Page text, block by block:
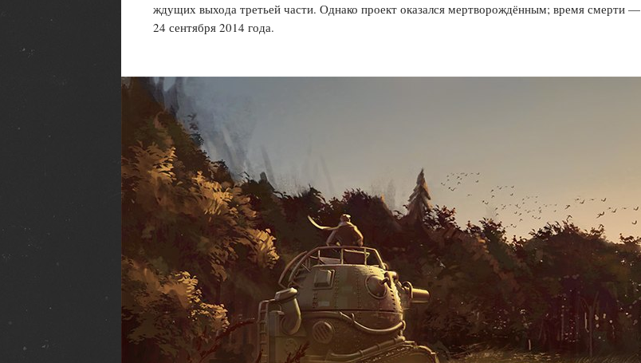
ждущих выхода третьей части. Однако проект оказался мертворождённым; время смерти —
24 сентября 2014 года.